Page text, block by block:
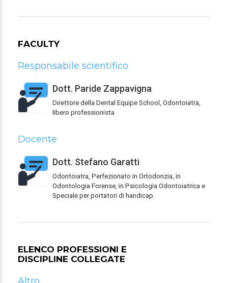
FACULTY
Responsabile scientifico
Dott. Paride Zappavigna
Direttore della Dental Equipe School, Odontoiatra,
libero professionista
Docente
Dott. Stefano Garatti
Odontoiatra, Perfezionato in Ortodonzia, in
Odontologia Forense, in Psicologia Odontoiatrica e
Speciale per portatori di handicap.
ELENCO PROFESSIONI E
DISCIPLINE COLLEGATE